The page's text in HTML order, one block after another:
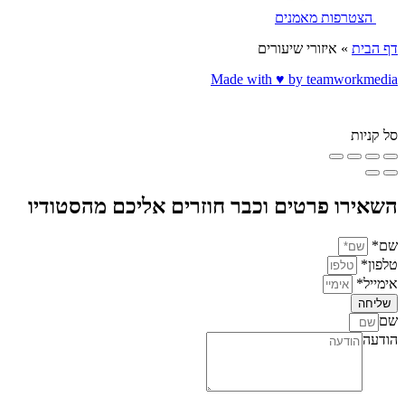
הצטרפות מאמנים
דף הבית » איזורי שיעורים
Made with ♥️ by teamworkmedia
סל קניות
השאירו פרטים וכבר חוזרים אליכם מהסטודיו
שם*
טלפון*
אימייל*
שליחה
שם
הודעה